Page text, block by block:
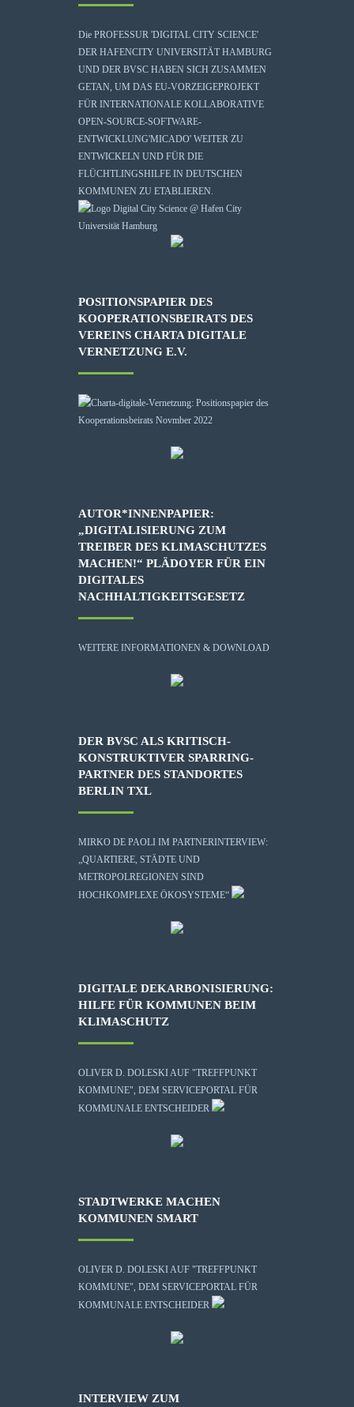
Die PROFESSUR 'DIGITAL CITY SCIENCE'
DER HAFENCITY UNIVERSITÄT HAMBURG
UND DER BVSC HABEN SICH ZUSAMMEN
GETAN, UM DAS EU-VORZEIGEPROJEKT
FÜR INTERNATIONALE KOLLABORATIVE
OPEN-SOURCE-SOFTWARE-
ENTWICKLUNG'MICADO' WEITER ZU
ENTWICKELN UND FÜR DIE
FLÜCHTLINGSHILFE IN DEUTSCHEN
KOMMUNEN ZU ETABLIEREN.
POSITIONSPAPIER DES
KOOPERATIONSBEIRATS DES
VEREINS CHARTA DIGITALE
VERNETZUNG E.V.
AUTOR*INNENPAPIER:
„DIGITALISIERUNG ZUM
TREIBER DES KLIMASCHUTZES
MACHEN!“ PLÄDOYER FÜR EIN
DIGITALES
NACHHALTIGKEITSGESETZ
WEITERE INFORMATIONEN & DOWNLOAD
DER BVSC ALS KRITISCH-
KONSTRUKTIVER SPARRING-
PARTNER DES STANDORTES
BERLIN TXL
MIRKO DE PAOLI IM PARTNERINTERVIEW:
„QUARTIERE, STÄDTE UND
METROPOLREGIONEN SIND
HOCHKOMPLEXE ÖKOSYSTEME“
DIGITALE DEKARBONISIERUNG:
HILFE FÜR KOMMUNEN BEIM
KLIMASCHUTZ
OLIVER D. DOLESKI AUF "TREFFPUNKT
KOMMUNE", DEM SERVICEPORTAL FÜR
KOMMUNALE ENTSCHEIDER
STADTWERKE MACHEN
KOMMUNEN SMART
OLIVER D. DOLESKI AUF "TREFFPUNKT
KOMMUNE", DEM SERVICEPORTAL FÜR
KOMMUNALE ENTSCHEIDER
INTERVIEW ZUM